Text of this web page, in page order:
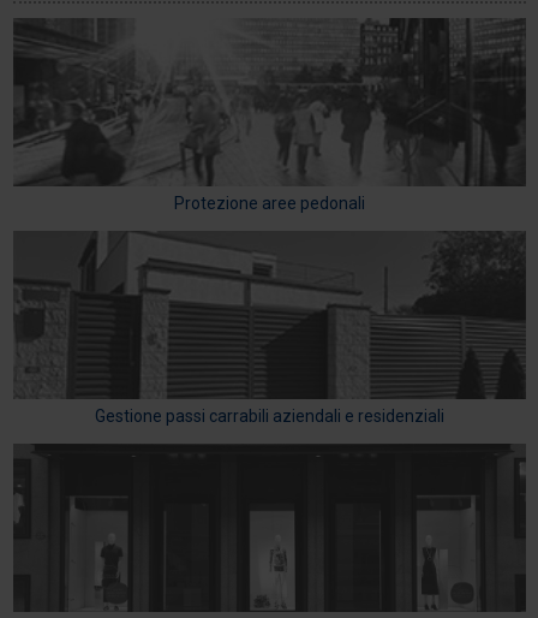
Protezione aree pedonali
Gestione passi carrabili aziendali e residenziali